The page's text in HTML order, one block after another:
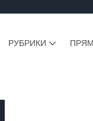
РУБРИКИ